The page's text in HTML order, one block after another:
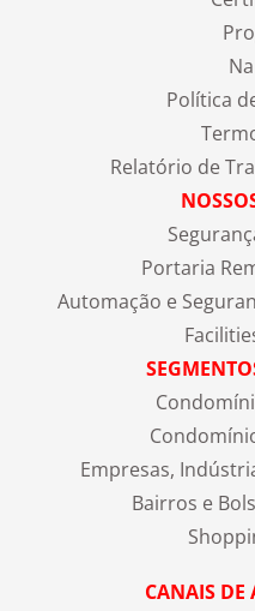
Política
Relatório de
Portaria
Automação e
Empresas,
Bairros e
CANAIS DE